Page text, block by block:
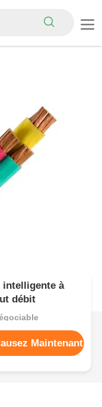
intelligente à
débit
Maintenant